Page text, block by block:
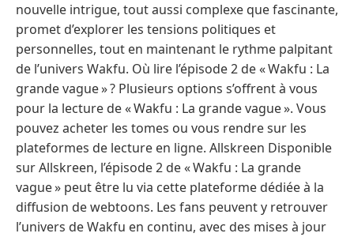
nouvelle intrigue, tout aussi complexe que fascinante,
promet d’explorer les tensions politiques et
personnelles, tout en maintenant le rythme palpitant
de l’univers Wakfu. Où lire l’épisode 2 de « Wakfu : La
grande vague » ? Plusieurs options s’offrent à vous
pour la lecture de « Wakfu : La grande vague ». Vous
pouvez acheter les tomes ou vous rendre sur les
plateformes de lecture en ligne. Allskreen Disponible
sur Allskreen, l’épisode 2 de « Wakfu : La grande
vague » peut être lu via cette plateforme dédiée à la
diffusion de webtoons. Les fans peuvent y retrouver
l’univers de Wakfu en continu, avec des mises à jour